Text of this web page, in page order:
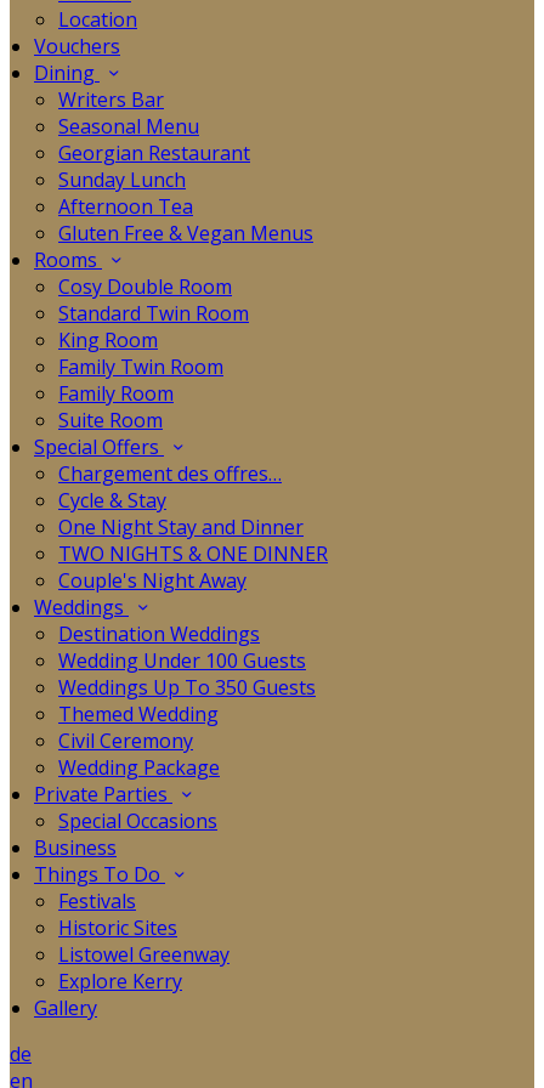
Location
Vouchers
Dining
Writers Bar
Seasonal Menu
Georgian Restaurant
Sunday Lunch
Afternoon Tea
Gluten Free & Vegan Menus
Rooms
Cosy Double Room
Standard Twin Room
King Room
Family Twin Room
Family Room
Suite Room
Special Offers
Chargement des offres…
Cycle & Stay
One Night Stay and Dinner
TWO NIGHTS & ONE DINNER
Couple's Night Away
Weddings
Destination Weddings
Wedding Under 100 Guests
Weddings Up To 350 Guests
Themed Wedding
Civil Ceremony
Wedding Package
Private Parties
Special Occasions
Business
Things To Do
Festivals
Historic Sites
Listowel Greenway
Explore Kerry
Gallery
de
en